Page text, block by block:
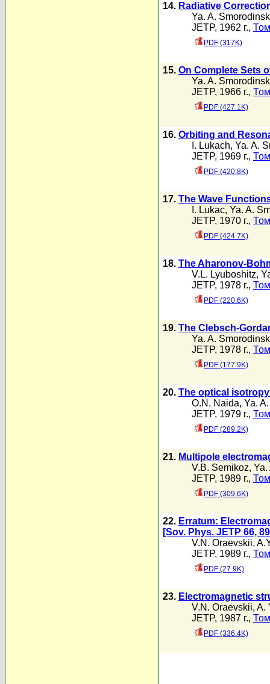
14. Radiative
Ya. A.
JETP, 1962 г.,
PDF (317K)
15. On Complete Sets
Ya. A.
JETP, 1966 г.,
PDF (427.1K)
16. Orbiting and
I. Lukach, Ya. A.
JETP, 1969 г.,
PDF (420.8K)
17. The Wave
I. Lukac, Ya. A.
JETP, 1970 г.,
PDF (424.7K)
18. The Aharonov-
V.L. Lyuboshitz,
JETP, 1978 г.,
PDF (220.6K)
19. The Clebsch-
Ya. A.
JETP, 1978 г.,
PDF (177.9K)
20. The optical
O.N. Naida, Ya.
JETP, 1979 г.,
PDF (289.2K)
21. Multipole
V.B. Semikoz, Ya.
JETP, 1989 г.,
PDF (309.6K)
22. Erratum:
[Sov. Phys. JETP 66,
V.N. Oraevskii,
JETP, 1989 г.,
PDF (27.9K)
23. Electromagnetic
V.N. Oraevskii, A.
JETP, 1987 г.,
PDF (336.4K)